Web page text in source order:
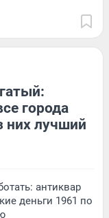
города
них лучший
антиквар
деньги 1961 по